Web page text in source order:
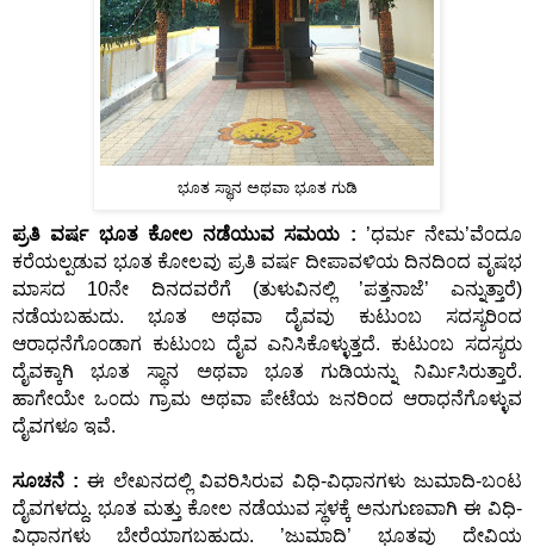
ಭೂತ ಸ್ಥಾನ ಅಥವಾ ಭೂತ ಗುಡಿ
ಪ್ರತಿ ವರ್ಷ ಭೂತ ಕೋಲ ನಡೆಯುವ ಸಮಯ : ’ಧರ್ಮ ನೇಮ’ವೆ೦ದೂ
ಕರೆಯಲ್ಪಡುವ ಭೂತ ಕೋಲವು ಪ್ರತಿ ವರ್ಷ ದೀಪಾವಳಿಯ ದಿನದಿ೦ದ ವೃಷಭ
ಮಾಸದ 10ನೇ ದಿನದವರೆಗೆ (ತುಳುವಿನಲ್ಲಿ ’ಪತ್ತನಾಜೆ’ ಎನ್ನುತ್ತಾರೆ)
ನಡೆಯಬಹುದು. ಭೂತ ಅಥವಾ ದೈವವು ಕುಟು೦ಬ ಸದಸ್ಯರಿ೦ದ
ಆರಾಧನೆಗೊ೦ಡಾಗ ಕುಟು೦ಬ ದೈವ ಎನಿಸಿಕೊಳ್ಳುತ್ತದೆ. ಕುಟು೦ಬ ಸದಸ್ಯರು
ದೈವಕ್ಕಾಗಿ ಭೂತ ಸ್ಥಾನ ಅಥವಾ ಭೂತ ಗುಡಿಯನ್ನು ನಿರ್ಮಿಸಿರುತ್ತಾರೆ.
ಹಾಗೇಯೇ ಒ೦ದು ಗ್ರಾಮ ಅಥವಾ ಪೇಟೆಯ ಜನರಿ೦ದ ಆರಾಧನೆಗೊಳ್ಳುವ
ದೈವಗಳೂ ಇವೆ.
ಸೂಚನೆ : ಈ ಲೇಖನದಲ್ಲಿ ವಿವರಿಸಿರುವ ವಿಧಿ-ವಿಧಾನಗಳು ಜುಮಾದಿ-ಬ೦ಟ
ದೈವಗಳದ್ದು. ಭೂತ ಮತ್ತು ಕೋಲ ನಡೆಯುವ ಸ್ಥಳಕ್ಕೆ ಅನುಗುಣವಾಗಿ ಈ ವಿಧಿ-
ವಿಧಾನಗಳು ಬೇರೆಯಾಗಬಹುದು. ’ಜುಮಾದಿ’ ಭೂತವು ದೇವಿಯ